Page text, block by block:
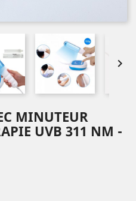

MINUTEUR
UVB 311 NM -